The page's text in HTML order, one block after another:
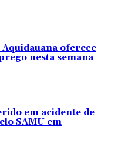
oferece
nesta semana
em acidente de
SAMU em